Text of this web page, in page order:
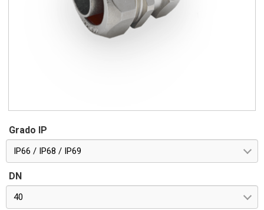
Grado IP
IP66 / IP68 / IP69
DN
40